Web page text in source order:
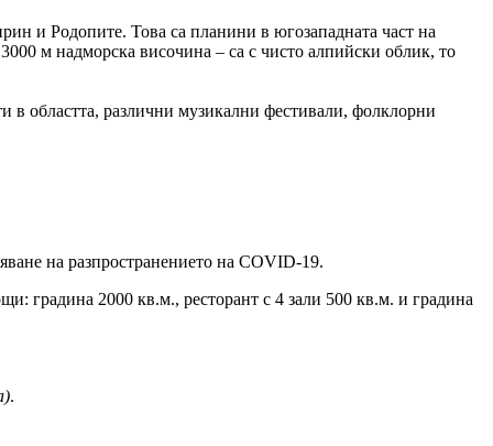
и Родопите. Това са планини в югозападната част на
м надморска височина – са с чисто алпийски облик, то
в областта, различни музикални фестивали, фолклорни
на разпространението на COVID-19.
градина 2000 кв.м., ресторант с 4 зали 500 кв.м. и градина
.